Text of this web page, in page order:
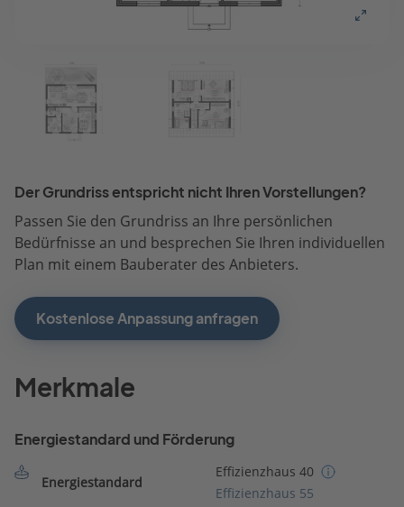
Der Grundriss entspricht nicht Ihren Vorstellungen?
Passen Sie den Grundriss an Ihre persönlichen
Bedürfnisse an und besprechen Sie Ihren individuellen
Plan mit einem Bauberater des Anbieters.
Kostenlose Anpassung anfragen
Merkmale
Energiestandard und Förderung
Energiestandard
Effizienzhaus 40
Effizienzhaus 55